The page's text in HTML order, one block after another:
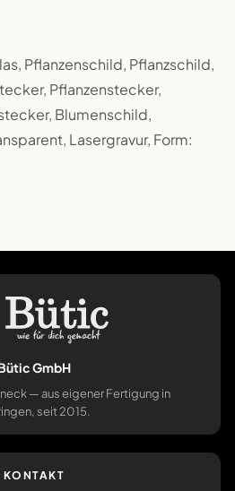
Pflanzenschild, Pflanzschild,
Pflanzenstecker,
Blumenschild,
Lasergravur, Form:
GmbH
— aus eigener Fertigung in
seit 2015.
KONTAKT